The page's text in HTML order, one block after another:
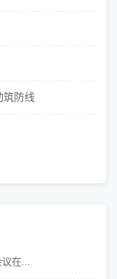
筑防线
在...